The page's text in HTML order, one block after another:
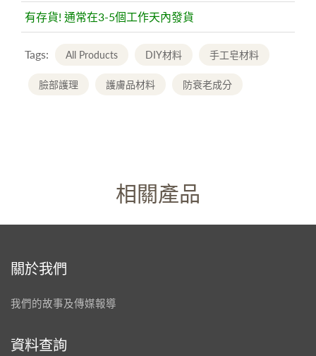
有存貨! 通常在3-5個工作天內發貨
Tags: All Products DIY材料 手工皂材料
臉部護理 護膚品材料 防衰老成分
相關產品
關於我們
我們的故事及傳媒報導
資料查詢